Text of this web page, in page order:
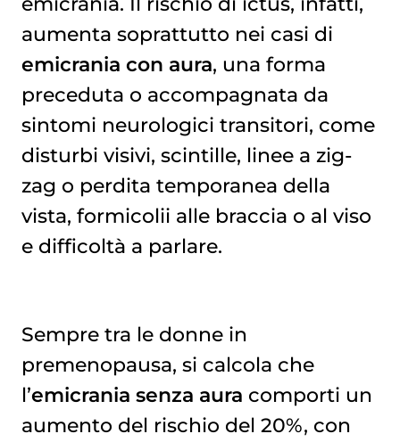
aumenta soprattutto nei casi di
emicrania con aura, una forma
preceduta o accompagnata da
sintomi neurologici transitori, come
disturbi visivi, scintille, linee a zig-
zag o perdita temporanea della
vista, formicolii alle braccia o al viso
e difficoltà a parlare.
Sempre tra le donne in
premenopausa, si calcola che
l’emicrania senza aura comporti un
aumento del rischio del 20%, con